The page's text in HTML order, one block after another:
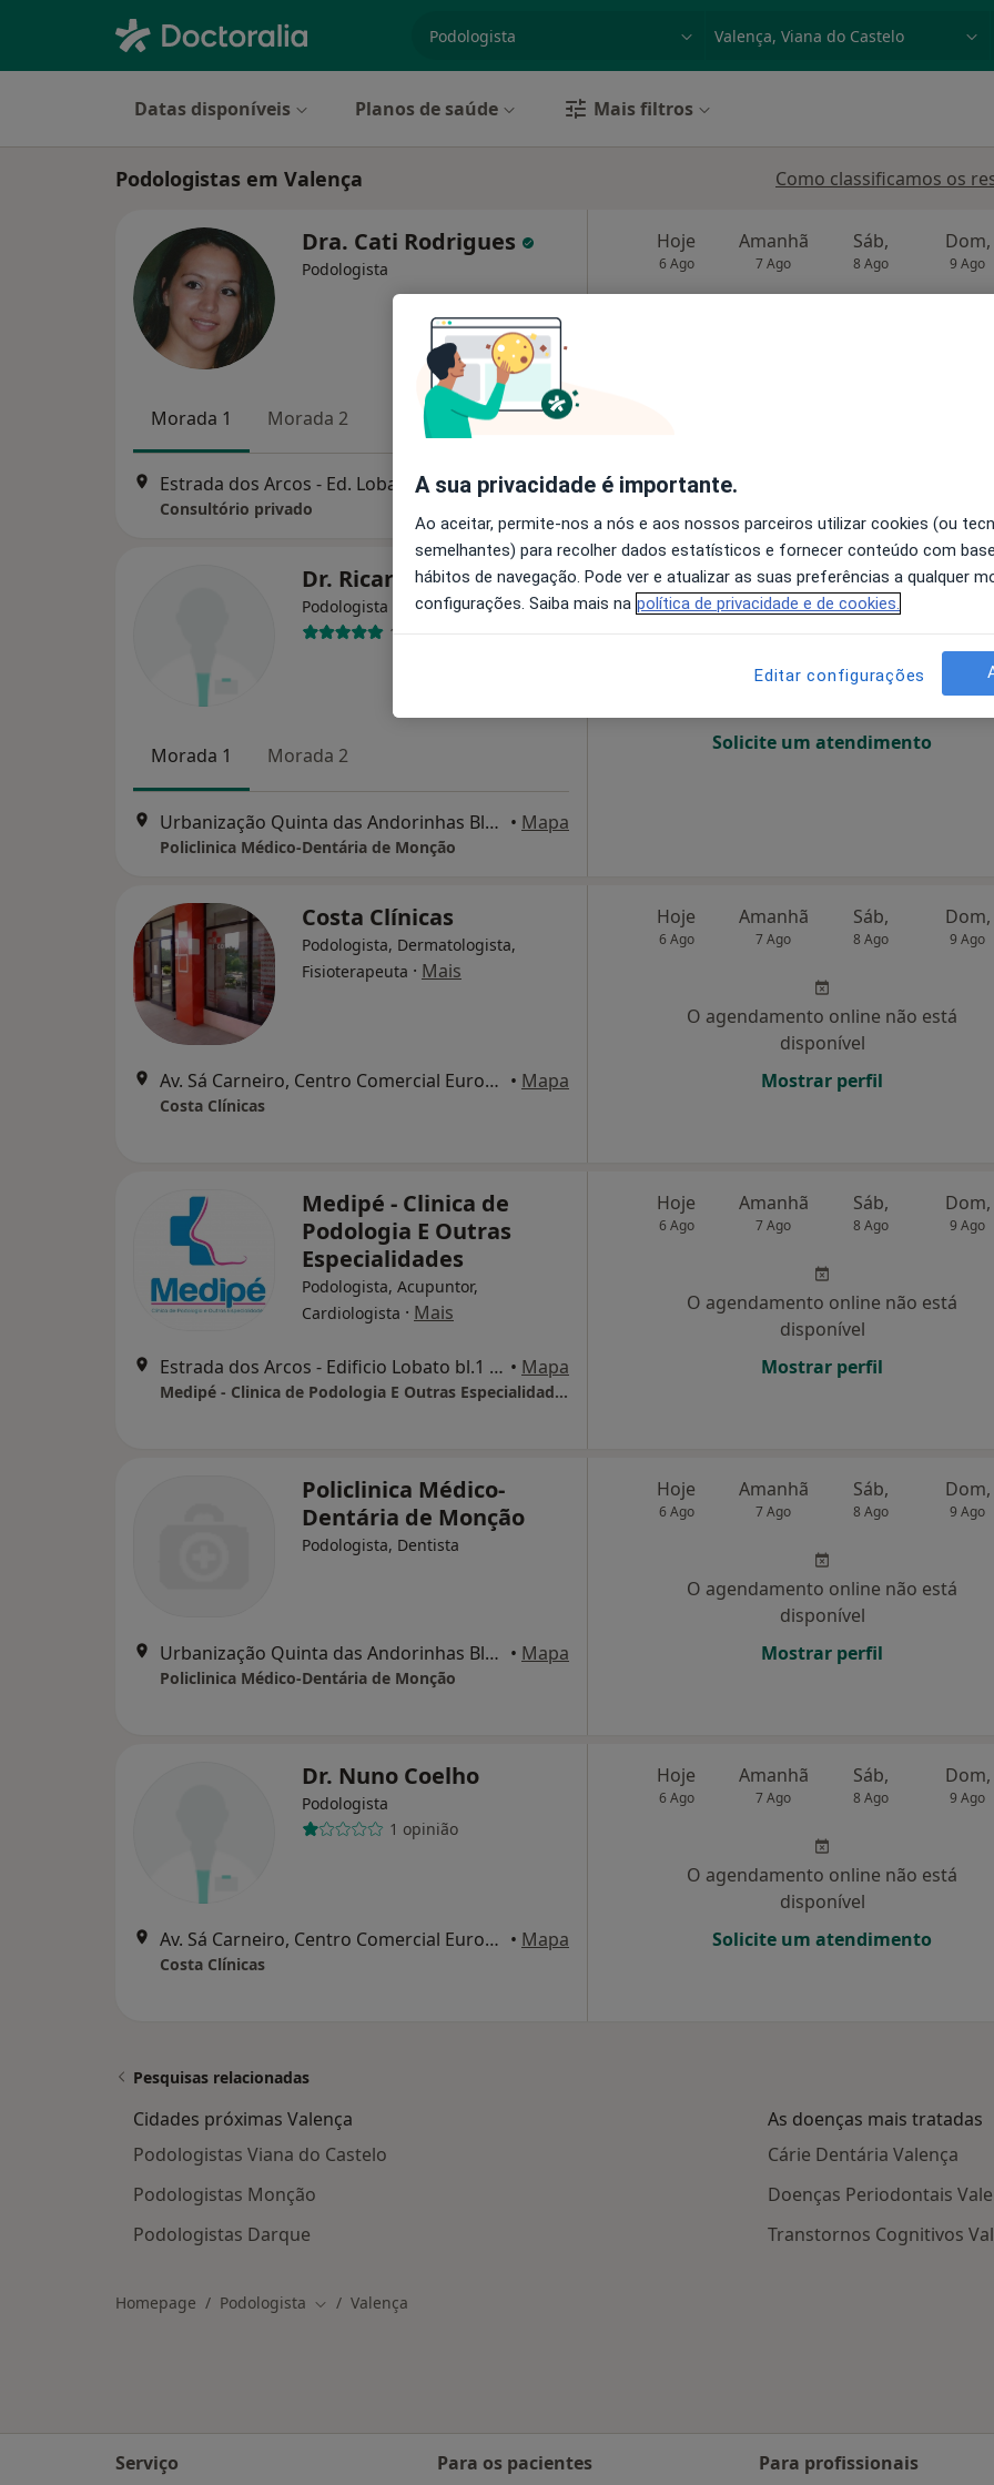
Datas disponíveis Planos de saúde Mais filtros
Podologistas em Valença Como classificamos os
Dra. Cati Rodrigues
Podologista
Morada 1 Morada 2
Estrada dos Arcos - Ed. Lobato bl.1 lj.2, Monção •Mapa
Consultório privado
Hoje
6 Ago
Amanhã
7 Ago
Sáb,
8 Ago
Dom,
9 Ago
Dr. Ricardo Dias
Podologista
1 opinião
Morada 1 Morada 2
Urbanização Quinta das Andorinhas Bloco 2 R/C, Monção • Mapa
Policlinica Médico-Dentária de Monção
Hoje
6 Ago
Amanhã
7 Ago
Sáb,
8 Ago
Dom,
O agendamento online não está
Solicite um atendimento
Costa Clínicas
Podologista, Dermatologista,
Fisioterapeuta · Mais
Av. Sá Carneiro, Centro Comercial Europa, 1º Andar Loja 23, Valença • Mapa
Costa Clínicas
Hoje
6 Ago
Amanhã
7 Ago
Sáb,
8 Ago
Dom,
9 Ago
O agendamento online não está
disponível
Mostrar perfil
Medipé - Clinica de
Podologia E Outras
Especialidades
Podologista, Acupuntor,
Cardiologista · Mais
Estrada dos Arcos - Edificio Lobato bl.1 lj.2, Monção • Mapa
Medipé - Clinica de Podologia E Outras Especialidades
Hoje
6 Ago
Amanhã
7 Ago
Sáb,
8 Ago
Dom,
9 Ago
O agendamento online não está
disponível
Mostrar perfil
Policlinica Médico-
Dentária de Monção
Podologista, Dentista
Urbanização Quinta das Andorinhas Bloco 2 R/C, Monção • Mapa
Policlinica Médico-Dentária de Monção
Hoje
6 Ago
Amanhã
7 Ago
Sáb,
8 Ago
Dom,
9 Ago
O agendamento online não está
disponível
Mostrar perfil
Dr. Nuno Coelho
Podologista
1 opinião
Av. Sá Carneiro, Centro Comercial Europa, 1º Andar Loja 23, Valença • Mapa
Costa Clínicas
Hoje
6 Ago
Amanhã
7 Ago
Sáb,
8 Ago
Dom,
9 Ago
O agendamento online não está
disponível
Solicite um atendimento
Pesquisas relacionadas
Cidades próximas Valença
Podologistas Viana do Castelo
Podologistas Monção
Podologistas Darque
As doenças mais tratadas
Cárie Dentária Valença
Doenças Periodontais
Transtornos Cognitivos
Homepage Podologista Mudar de cidade
Valença
Serviço Para os pacientes Para profissionais
A sua privacidade é importante.
Ao aceitar, permite-nos a nós e aos nossos parceiros utilizar cookies (ou
semelhantes) para recolher dados estatísticos e fornecer conteúdo com
hábitos de navegação. Pode ver e atualizar as suas preferências a qualquer
configurações. Saiba mais na política de privacidade e de cookies.
Editar configurações